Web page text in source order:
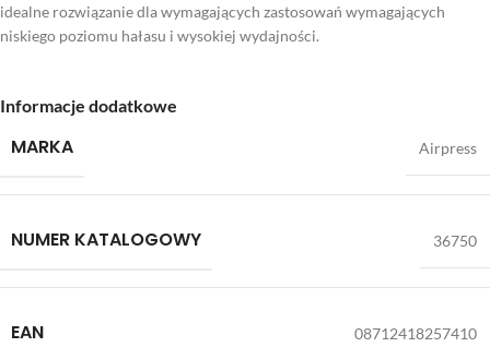
idealne rozwiązanie dla wymagających zastosowań wymagających
niskiego poziomu hałasu i wysokiej wydajności.
Informacje dodatkowe
MARKA Airpress
NUMER KATALOGOWY 36750
EAN 08712418257410